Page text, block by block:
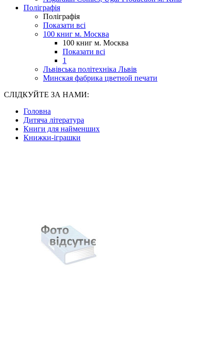
Поліграфія
Поліграфія
Показати всі
100 книг м. Москва
100 книг м. Москва
Показати всі
1
Львівська політехніка Львів
Минская фабрика цветной печати
СЛІДКУЙТЕ ЗА НАМИ:
Головна
Дитяча література
Книги для найменших
Книжки-іграшки